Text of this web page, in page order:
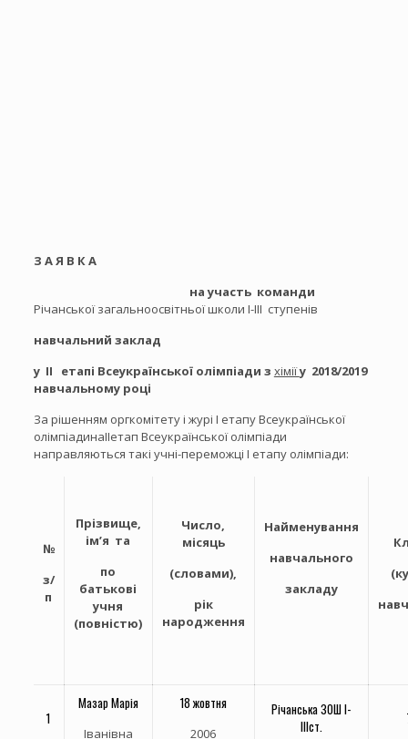
З А Я В К А
на участь команди
Річанської загальноосвітньої школи І-ІІІ ступенів
навчальний заклад
у ІІ етапі Всеукраїнської олімпіади з хіміїу 2018/2019
навчальному році
За рішенням оргкомітету і журі І етапу Всеукраїнської
олімпіадинаІІетап Всеукраїнської олімпіади
направляються такі учні-переможці І етапу олімпіади:
№
з/
п
Прізвище,
ім’я та
по
батькові
учня
(повністю)
Число,
місяць
(словами),
рік
народження
Найменування
навчального
закладу
1
Мазар Марія
Іванівна
18 жовтня
2006
Річанська ЗОШ І-
ІІІст.